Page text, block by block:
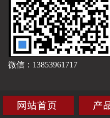
微信：13853961717